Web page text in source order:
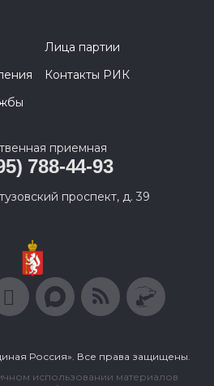
Лица партии
Контакты РИК
приемная
788-44-93
проспект, д. 39
Россия». Все права защищены.
использовании материалов